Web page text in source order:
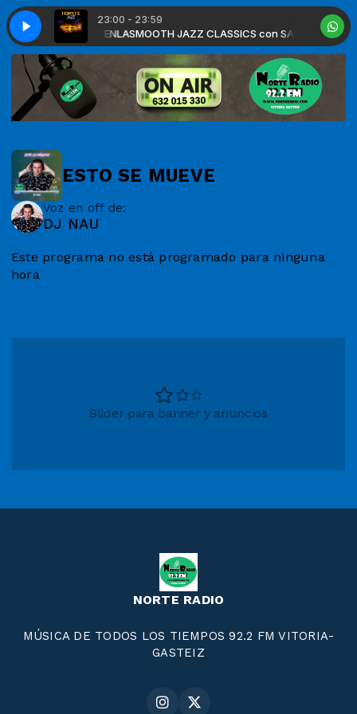
23:00 - 23:59
SANTIAGO FONTENLASMOOTH JAZZ CLASSICS con SANTIAGO
SMOOTH JAZZ CLUB
ESTO SE MUEVE
Voz en off de:
DJ NAU
Este programa no está programado para ninguna
hora
Slider para banner y anuncios
NORTE RADIO
MÚSICA DE TODOS LOS TIEMPOS 92.2 FM VITORIA-
GASTEIZ